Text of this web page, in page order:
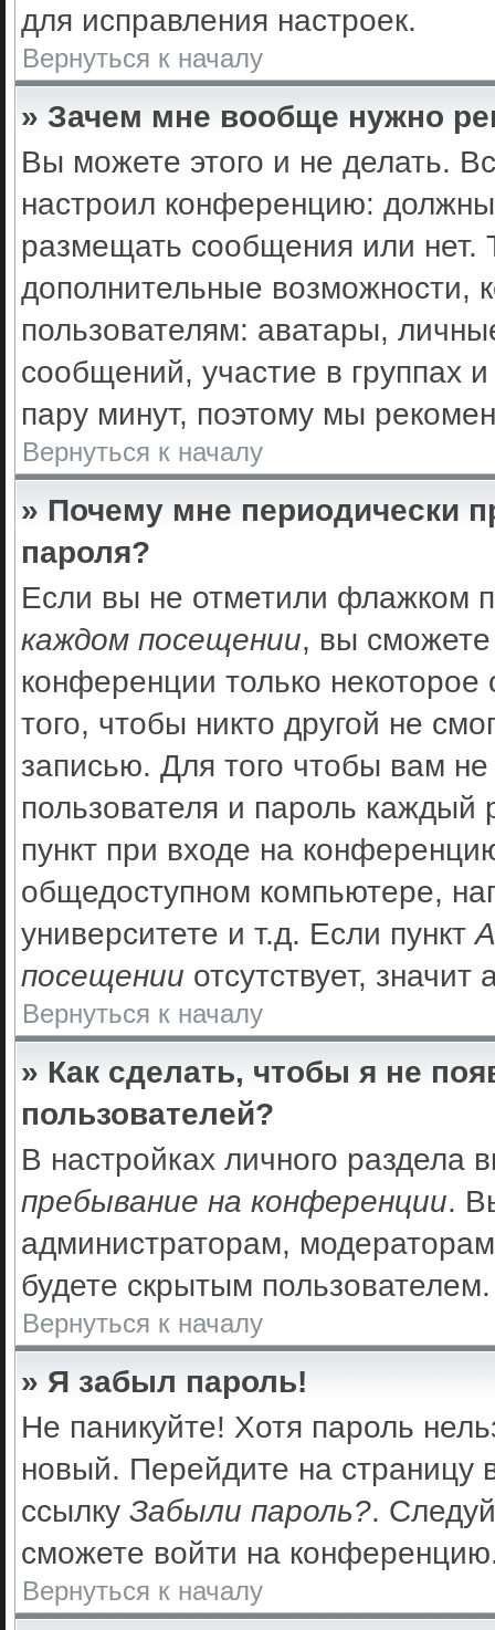
для исправления настроек.
Вернуться к началу
» Зачем мне вообще нужно
Вы можете этого и не делать.
настроил конференцию:
размещать сообщения или нет.
дополнительные возможности,
пользователям: аватары,
сообщений, участие в группах
пару минут, поэтому мы
Вернуться к началу
» Почему мне периодически
пароля?
Если вы не отметили флажком
каждом посещении, вы
конференции только
того, чтобы никто другой не
записью. Для того чтобы вам
пользователя и пароль
пункт при входе на
общедоступном компьютере,
университете и т.д. Если пункт
посещении отсутствует,
Вернуться к началу
» Как сделать, чтобы я не
пользователей?
В настройках личного раздела
пребывание на конференции.
администраторам,
будете скрытым пользователем.
Вернуться к началу
» Я забыл пароль!
Не паникуйте! Хотя пароль
новый. Перейдите на
ссылку Забыли пароль?.
сможете войти на
Вернуться к началу